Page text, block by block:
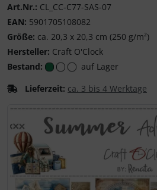
Art.Nr.: CL_CC-C77-SAS-07
EAN: 5901705108082
Größe: ca. 20,3 x 20,3 cm (250 g/m²)
Hersteller: Craft O'Clock
Bestand:
auf Lager
Lieferzeit: ca. 3 bis 4 Werktage